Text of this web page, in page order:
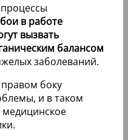
в работе
вызвать
балансом
заболеваний.
боку
и в таком
медицинское